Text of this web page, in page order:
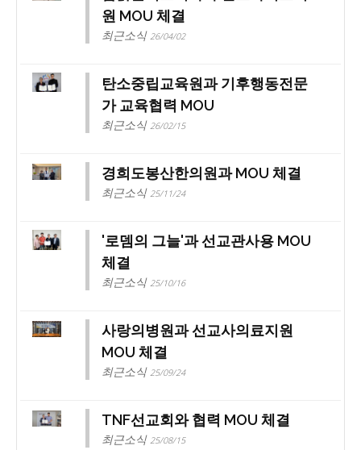
원 MOU 체결
최근소식 26/04/02
탄소중립교육원과 기후행동전문
가 교육협력 MOU
최근소식 26/02/15
경희도봉산한의원과 MOU 체결
최근소식 25/11/24
'로뎀의 그늘'과 선교관사용 MOU
체결
최근소식 25/10/16
사랑의병원과 선교사의료지원
MOU 체결
최근소식 25/09/24
TNF선교회와 협력 MOU 체결
최근소식 25/08/15